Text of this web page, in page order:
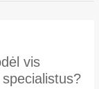
vis